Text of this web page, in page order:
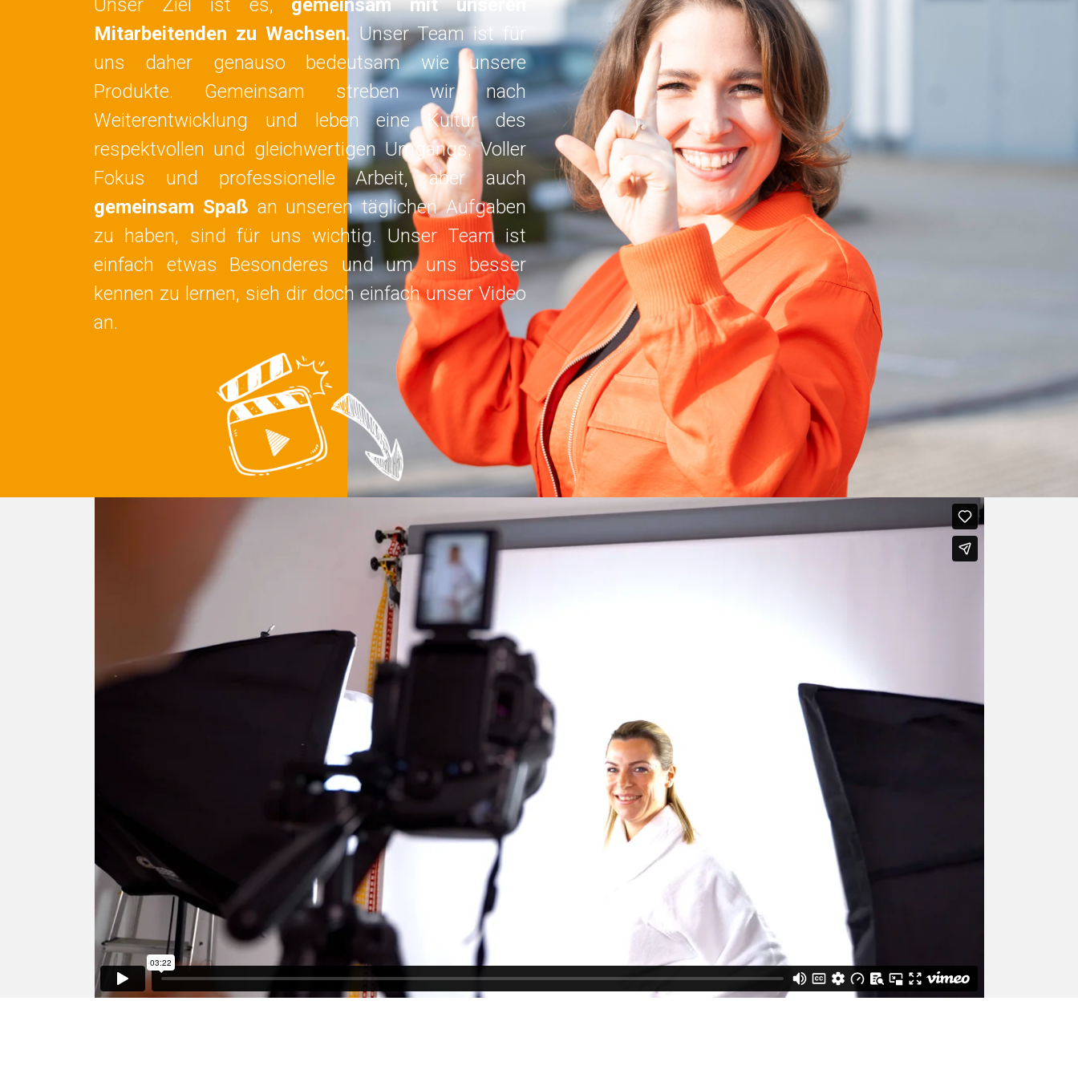
Mitarbeitenden zu Wachsen. Unser Team ist für
uns daher genauso bedeutsam wie unsere
Produkte. Gemeinsam streben wir nach
Weiterentwicklung und leben eine Kultur des
respektvollen und gleichwertigen Umgangs. Voller
Fokus und professionelle Arbeit, aber auch
gemeinsam Spaß an unseren täglichen Aufgaben
zu haben, sind für uns wichtig. Unser Team ist
einfach etwas Besonderes und um uns besser
kennen zu lernen, sieh dir doch einfach unser Video
an.